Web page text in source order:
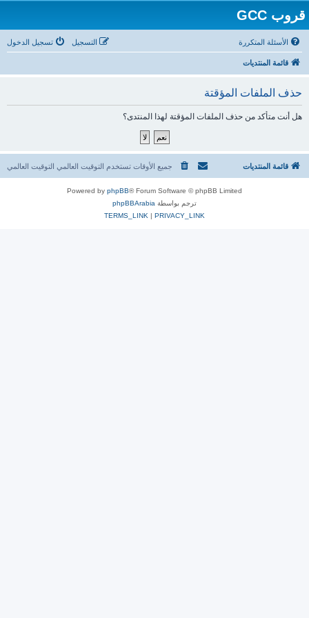
قروب GCC
الأسئلة المتكررة تسجيل الدخول التسجيل
قائمة المنتديات
حذف الملفات المؤقتة
هل أنت متأكد من حذف الملفات المؤقتة لهذا المنتدى؟
قائمة المنتديات جميع الأوقات تستخدم التوقيت العالمي التوقيت العالمي
Powered by phpBB® Forum Software © phpBB Limited
ترجم بواسطة phpBBArabia
PRIVACY_LINK
|
TERMS_LINK